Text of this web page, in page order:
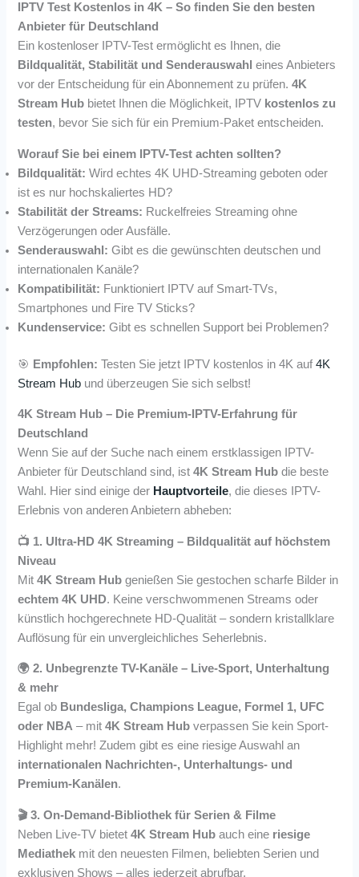
IPTV Test Kostenlos in 4K – So finden Sie den besten
Anbieter für Deutschland
Ein kostenloser IPTV-Test ermöglicht es Ihnen, die
Bildqualität, Stabilität und Senderauswahl eines Anbieters
vor der Entscheidung für ein Abonnement zu prüfen.4K
Stream Hub bietet Ihnen die Möglichkeit, IPTV kostenlos zu
testen, bevor Sie sich für ein Premium-Paket entscheiden.
Worauf Sie bei einem IPTV-Test achten sollten?
Bildqualität: Wird echtes 4K UHD-Streaming geboten oder
ist es nur hochskaliertes HD?
Stabilität der Streams: Ruckelfreies Streaming ohne
Verzögerungen oder Ausfälle.
Senderauswahl: Gibt es die gewünschten deutschen und
internationalen Kanäle?
Kompatibilität: Funktioniert IPTV auf Smart-TVs,
Smartphones und Fire TV Sticks?
Kundenservice: Gibt es schnellen Support bei Problemen?
🎯 Empfohlen: Testen Sie jetzt IPTV kostenlos in 4K auf4K
Stream Hub und überzeugen Sie sich selbst!
4K Stream Hub – Die Premium-IPTV-Erfahrung für
Deutschland
Wenn Sie auf der Suche nach einem erstklassigen IPTV-
Anbieter für Deutschland sind, ist4K Stream Hub die beste
Wahl. Hier sind einige der Hauptvorteile, die dieses IPTV-
Erlebnis von anderen Anbietern abheben:
📺 1. Ultra-HD 4K Streaming – Bildqualität auf höchstem
Niveau
Mit4K Stream Hub genießen Sie gestochen scharfe Bilder in
echtem 4K UHD. Keine verschwommenen Streams oder
künstlich hochgerechnete HD-Qualität – sondern kristallklare
Auflösung für ein unvergleichliches Seherlebnis.
🌍 2. Unbegrenzte TV-Kanäle – Live-Sport, Unterhaltung
& mehr
Egal ob Bundesliga, Champions League, Formel 1, UFC
oder NBA – mit4K Stream Hub verpassen Sie kein Sport-
Highlight mehr! Zudem gibt es eine riesige Auswahl an
internationalen Nachrichten-, Unterhaltungs- und
Premium-Kanälen.
🎬 3. On-Demand-Bibliothek für Serien & Filme
Neben Live-TV bietet4K Stream Hub auch eine riesige
Mediathek mit den neuesten Filmen, beliebten Serien und
exklusiven Shows – alles jederzeit abrufbar.